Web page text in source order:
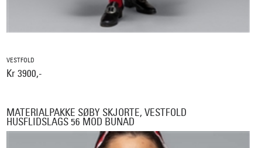
VESTFOLD
Kr 3900,-
MATERIALPAKKE SØBY SKJORTE, VESTFOLD
HUSFLIDSLAGS 56 MOD BUNAD